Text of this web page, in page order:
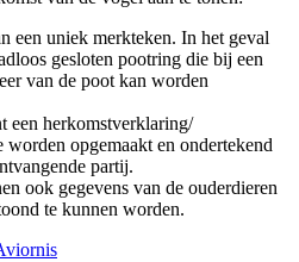
een uniek merkteken. In het geval
gesloten pootring die bij een
van de poot kan worden
een herkomstverklaring/
opgemaakt en ondertekend
partij.
ook gegevens van de ouderdieren
te kunnen worden.